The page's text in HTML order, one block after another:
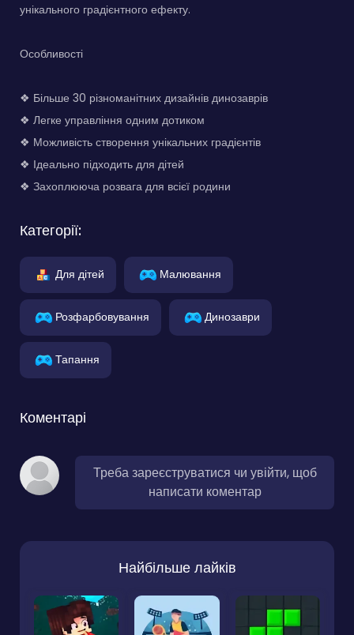
унікального градієнтного ефекту.
Особливості
❖ Більше 30 різноманітних дизайнів динозаврів
❖ Легке управління одним дотиком
❖ Можливість створення унікальних градієнтів
❖ Ідеально підходить для дітей
❖ Захоплююча розвага для всієї родини
Категорії:
Для дітей Малювання
Розфарбовування Динозаври
Тапання
Коментарі
Треба зареєструватися чи увійти, щоб
написати коментар
Найбільше лайків